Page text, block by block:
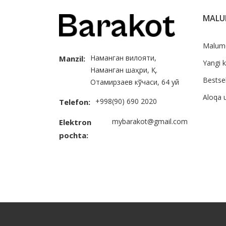
Manzil: Наманган вилояти,
Наманган шаҳри, Қ.
Отамирзаев кўчаси, 64 уй
Telefon: +998(90) 690 2020
Elektron
pochta:
mybarakot@gmail.com
Yangi
Aloqa